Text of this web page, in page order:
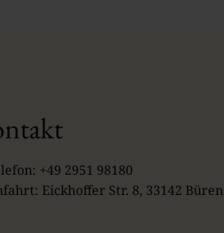
+49 2951 98180
Eickhoffer Str. 8, 33142 Büren